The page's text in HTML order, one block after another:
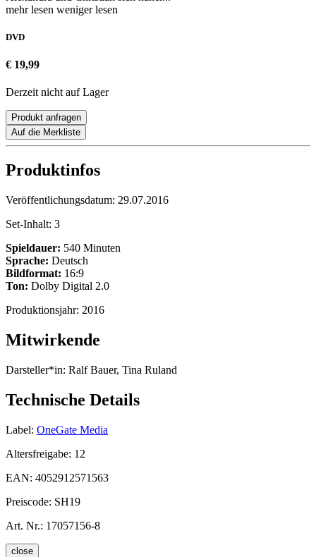
mehr lesen weniger lesen
DVD
€ 19,99
Derzeit nicht auf Lager
Produkt anfragen
Auf die Merkliste
Produktinfos
Veröffentlichungsdatum: 29.07.2016
Set-Inhalt: 3
Spieldauer: 540 Minuten
Sprache: Deutsch
Bildformat: 16:9
Ton: Dolby Digital 2.0
Produktionsjahr: 2016
Mitwirkende
Darsteller*in: Ralf Bauer, Tina Ruland
Technische Details
Label: OneGate Media
Altersfreigabe: 12
EAN: 4052912571563
Preiscode: SH19
Art. Nr.: 17057156-8
close